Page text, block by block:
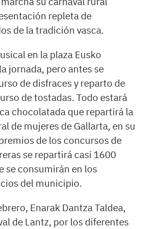
repleta de
de la tradición vasca.
en la plaza Eusko
jornada, pero antes se
de disfraces y reparto de
de tostadas. Todo estará
chocolatada que repartirá la
de mujeres de Gallarta, en su
de los concursos de
se repartirá casi 1600
se consumirán en los
del municipio.
Enarak Dantza Taldea,
de Lantz, por los diferentes